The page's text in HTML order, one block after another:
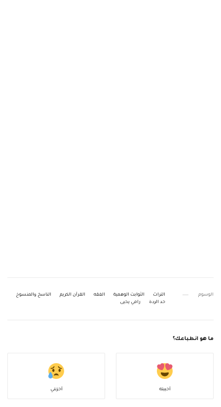
الوسوم التراث الثوابت الوهمية الفقه القرآن الكريم
الناسخ والمنسوخ
حد الردة
رامي يحيى
ما هو انطباعك؟
أحببته أحزنني